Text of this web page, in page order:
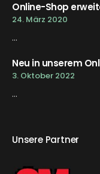
Online-Shop
24. März 2020
...
Neu in unserem
3. Oktober 2022
...
Unsere Partner